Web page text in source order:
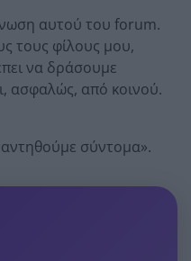
αυτού του forum.
τους φίλους μου,
να δράσουμε
ασφαλώς, από κοινού.
σύντομα».